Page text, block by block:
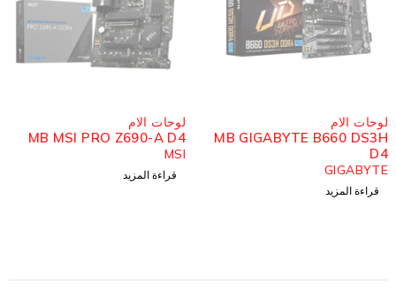
مُباع
لوحات الام
MB GIGABYTE B660 DS3H
D4
GIGABYTE
قراءة المزيد
مُباع
لوحات الام
MB MSI PRO Z690-A D4
MSI
قراءة المزيد